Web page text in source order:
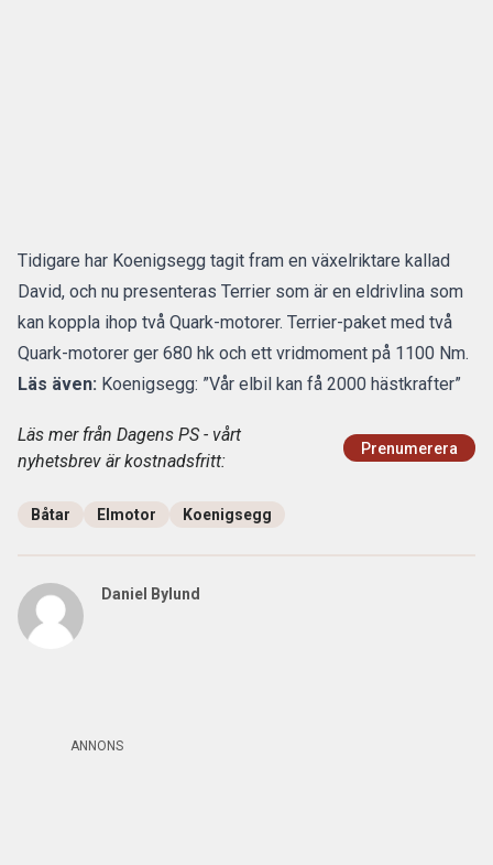
Tidigare har Koenigsegg tagit fram en växelriktare kallad
David, och nu presenteras Terrier som är en eldrivlina som
kan koppla ihop två Quark-motorer. Terrier-paket med två
Quark-motorer ger 680 hk och ett vridmoment på 1100 Nm.
Läs även: Koenigsegg: ”Vår elbil kan få 2000 hästkrafter”
Läs mer från Dagens PS - vårt
nyhetsbrev är kostnadsfritt:
Prenumerera
Båtar Elmotor Koenigsegg
Daniel Bylund
ANNONS